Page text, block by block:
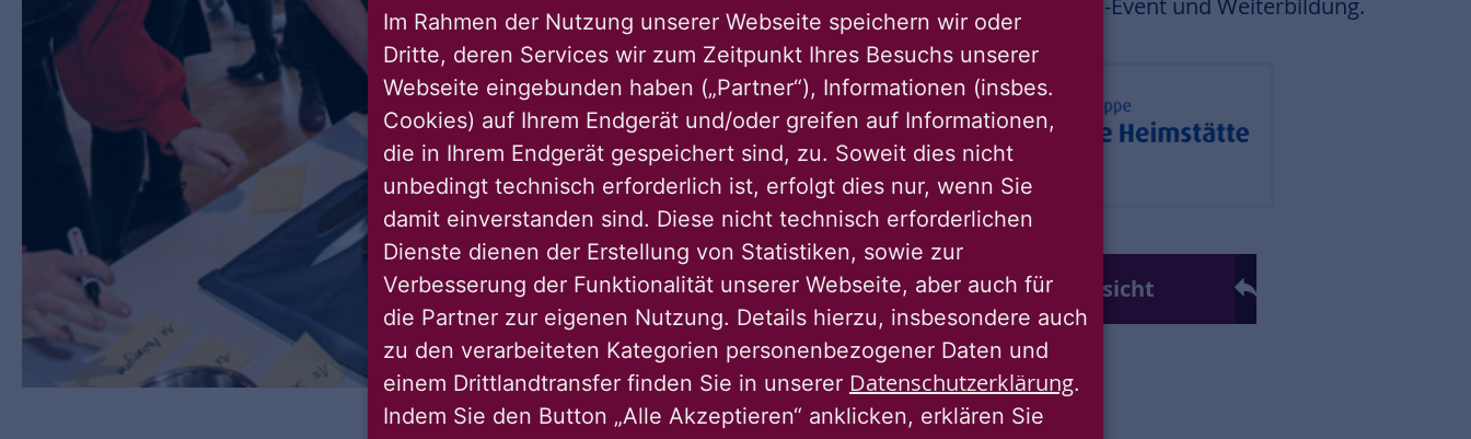
Ein Win-Win aus Team-Event und Weiterbildung.
Zurück zur Übersicht
Im Rahmen der Nutzung unserer Webseite speichern wir oder
Dritte, deren Services wir zum Zeitpunkt Ihres Besuchs unserer
Webseite eingebunden haben („Partner“), Informationen (insbes.
Cookies) auf Ihrem Endgerät und/oder greifen auf Informationen,
die in Ihrem Endgerät gespeichert sind, zu. Soweit dies nicht
unbedingt technisch erforderlich ist, erfolgt dies nur, wenn Sie
damit einverstanden sind. Diese nicht technisch erforderlichen
Dienste dienen der Erstellung von Statistiken, sowie zur
Verbesserung der Funktionalität unserer Webseite, aber auch für
die Partner zur eigenen Nutzung. Details hierzu, insbesondere auch
zu den verarbeiteten Kategorien personenbezogener Daten und
einem Drittlandtransfer finden Sie in unserer Datenschutzerklärung.
Indem Sie den Button „Alle Akzeptieren“ anklicken, erklären Sie